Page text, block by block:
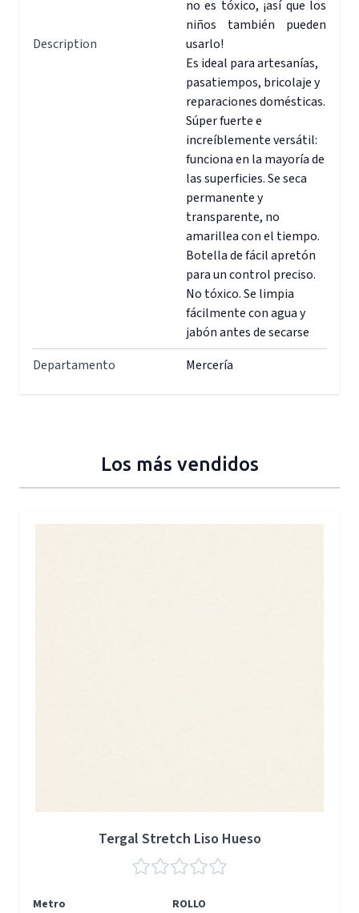
Description
no es tóxico, ¡así que los
niños también pueden
usarlo!
Es ideal para artesanías,
pasatiempos, bricolaje y
reparaciones domésticas.
Súper fuerte e
increíblemente versátil:
funciona en la mayoría de
las superficies. Se seca
permanente y
transparente, no
amarillea con el tiempo.
Botella de fácil apretón
para un control preciso.
No tóxico. Se limpia
fácilmente con agua y
jabón antes de secarse
Departamento
Mercería
Los más vendidos
Tergal Stretch Liso Hueso
Metro
ROLLO